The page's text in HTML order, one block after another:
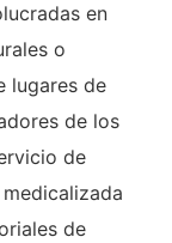
en
o
lugares de
de los
de
de